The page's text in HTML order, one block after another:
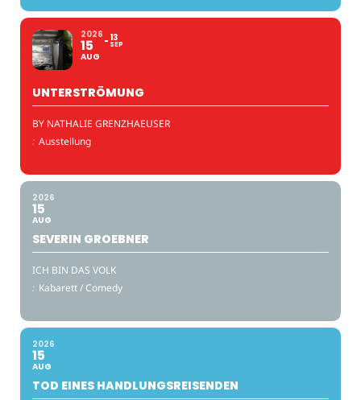
2026
15
AUG
13
SEP
UNTERSTRÖMUNG
BY NATHALIE GRENZHAEUSER
: Ausstellung
2026
15
AUG
SEVERIN GROEBNER
ICH BIN DAS VOLK
: Kabarett / Comedy
2026
15
AUG
TOD EINES HANDLUNGSREISENDEN